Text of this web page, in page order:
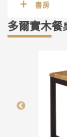
書房
多爾實木餐